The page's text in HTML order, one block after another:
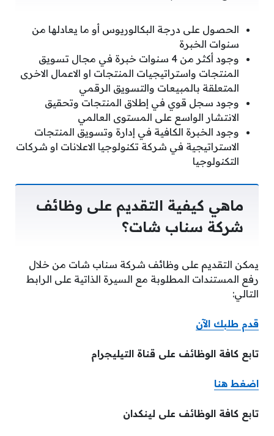
الحصول على درجة البكالوريوس أو ما يعادلها من
سنوات الخبرة
وجود أكثر من 4 سنوات خبرة في مجال تسويق
المنتجات واستراتيجيات المنتجات او الاعمال الاخرى
المتعلقة بالمبيعات والتسويق الرقمي
وجود سجل قوي في إطلاق المنتجات وتحقيق
الانتشار الواسع على المستوى العالمي
وجود الخبرة الكافية في إدارة وتسويق المنتجات
الاستراتيجية في شركة تكنولوجيا الاعلانات او شركات
التكنولوجيا
ماهي كيفية التقديم على وظائف
شركة سناب شات؟
يمكن التقديم على وظائف شركة سناب شات من خلال
رفع المستندات المطلوبة مع السيرة الذاتية على الرابط
التالي:
قدم طلبك الآن
تابع كافة الوظائف على قناة التيليجرام
اضغط هنا
تابع كافة الوظائف على لينكدان